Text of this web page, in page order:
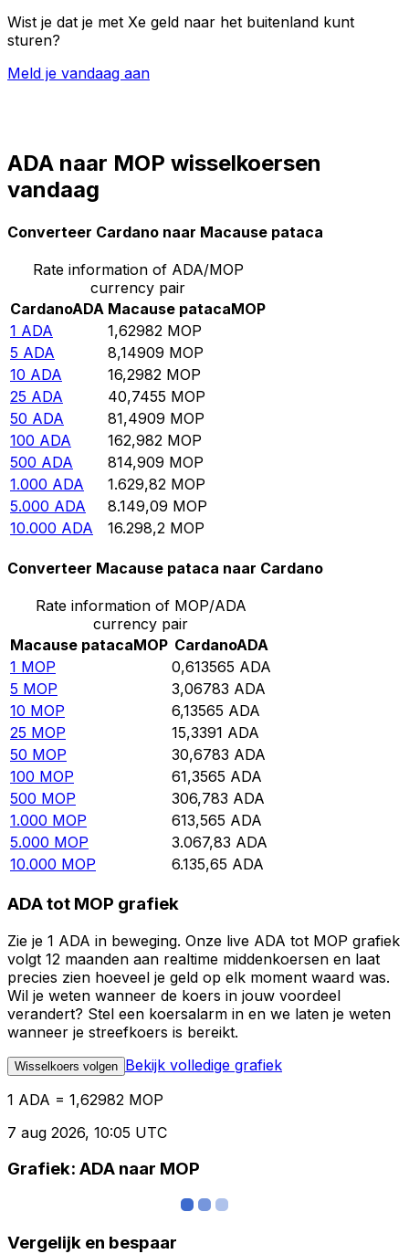
Wist je dat je met Xe geld naar het buitenland kunt
sturen?
Meld je vandaag aan
ADA naar MOP wisselkoersen
vandaag
Converteer Cardano naar Macause pataca
Rate information of ADA/MOP
currency pair
CardanoADA Macause patacaMOP
1 ADA 1,62982 MOP
5 ADA 8,14909 MOP
10 ADA 16,2982 MOP
25 ADA 40,7455 MOP
50 ADA 81,4909 MOP
100 ADA 162,982 MOP
500 ADA 814,909 MOP
1.000 ADA 1.629,82 MOP
5.000 ADA 8.149,09 MOP
10.000 ADA 16.298,2 MOP
Converteer Macause pataca naar Cardano
Rate information of MOP/ADA
currency pair
Macause patacaMOP CardanoADA
1 MOP 0,613565 ADA
5 MOP 3,06783 ADA
10 MOP 6,13565 ADA
25 MOP 15,3391 ADA
50 MOP 30,6783 ADA
100 MOP 61,3565 ADA
500 MOP 306,783 ADA
1.000 MOP 613,565 ADA
5.000 MOP 3.067,83 ADA
10.000 MOP 6.135,65 ADA
ADA tot MOP grafiek
Zie je 1 ADA in beweging. Onze live ADA tot MOP grafiek
volgt 12 maanden aan realtime middenkoersen en laat
precies zien hoeveel je geld op elk moment waard was.
Wil je weten wanneer de koers in jouw voordeel
verandert? Stel een koersalarm in en we laten je weten
wanneer je streefkoers is bereikt.
Wisselkoers volgen Bekijk volledige grafiek
1 ADA = 1,62982 MOP
7 aug 2026, 10:05 UTC
Grafiek: ADA naar MOP
Vergelijk en bespaar